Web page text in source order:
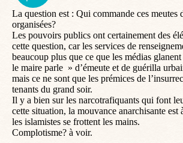
La question est : Qui commande ces meutes
organisées?
Les pouvoirs publics ont certainement des
cette question, car les services de
beaucoup plus que ce que les médias
le maire parle » d’émeute et de guérilla
mais ce ne sont que les prémices de
tenants du grand soir.
Il y a bien sur les narcotrafiquants qui font
cette situation, la mouvance anarchisante est
les islamistes se frottent les mains.
Complotisme? à voir.